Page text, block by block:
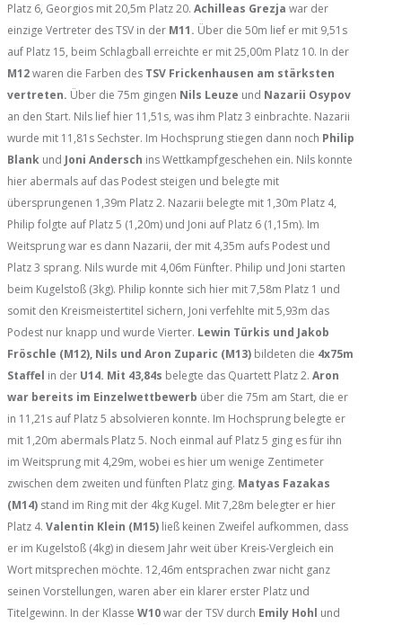
Platz 6, Georgios mit 20,5m Platz 20. Achilleas Grezja war der
einzige Vertreter des TSV in der M11. Über die 50m lief er mit 9,51s
auf Platz 15, beim Schlagball erreichte er mit 25,00m Platz 10. In der
M12waren die Farben des TSV Frickenhausen am stärksten
vertreten. Über die 75m gingen Nils Leuze und Nazarii Osypov
an den Start. Nils lief hier 11,51s, was ihm Platz 3 einbrachte. Nazarii
wurde mit 11,81s Sechster. Im Hochsprung stiegen dann noch Philip
Blank und Joni Andersch ins Wettkampfgeschehen ein. Nils konnte
hier abermals auf das Podest steigen und belegte mit
übersprungenen 1,39m Platz 2. Nazarii belegte mit 1,30m Platz 4,
Philip folgte auf Platz 5 (1,20m) und Joni auf Platz 6 (1,15m). Im
Weitsprung war es dann Nazarii, der mit 4,35m aufs Podest und
Platz 3 sprang. Nils wurde mit 4,06m Fünfter. Philip und Joni starten
beim Kugelstoß (3kg). Philip konnte sich hier mit 7,58m Platz 1 und
somit den Kreismeistertitel sichern, Joni verfehlte mit 5,93m das
Podest nur knapp und wurde Vierter. Lewin Türkis und Jakob
Fröschle (M12), Nils und Aron Zuparic (M13) bildeten die 4x75m
Staffel in der U14. Mit 43,84s belegte das Quartett Platz 2. Aron
war bereits im Einzelwettbewerb über die 75m am Start, die er
in 11,21s auf Platz 5 absolvieren konnte. Im Hochsprung belegte er
mit 1,20m abermals Platz 5. Noch einmal auf Platz 5 ging es für ihn
im Weitsprung mit 4,29m, wobei es hier um wenige Zentimeter
zwischen dem zweiten und fünften Platz ging. Matyas Fazakas
(M14) stand im Ring mit der 4kg Kugel. Mit 7,28m belegter er hier
Platz 4. Valentin Klein (M15) ließ keinen Zweifel aufkommen, dass
er im Kugelstoß (4kg) in diesem Jahr weit über Kreis-Vergleich ein
Wort mitsprechen möchte. 12,46m entsprachen zwar nicht ganz
seinen Vorstellungen, waren aber ein klarer erster Platz und
Titelgewinn. In der Klasse W10war der TSV durch Emily Hohl und